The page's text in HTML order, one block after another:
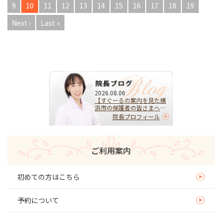
9
10 11 12 13 14 15 16 17 18
19
Next ›
Last »
2026.08.06
【すぐーるの案内を見た横
浜市の保護者の皆さまへ】
HPVワクチンを受けるべ
き？迷ったらまず相談を｜
な選択
院長プロフィール
ご利用案内
初めての方はこちら
予約について